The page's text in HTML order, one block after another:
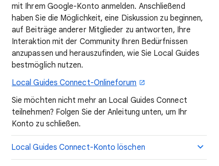
mit Ihrem Google-Konto anmelden. Anschließend
haben Sie die Möglichkeit, eine Diskussion zu beginnen,
auf Beiträge anderer Mitglieder zu antworten, Ihre
Interaktion mit der Community Ihren Bedürfnissen
anzupassen und herauszufinden, wie Sie Local Guides
bestmöglich nutzen.
Local Guides Connect-Onlineforum
Sie möchten nicht mehr an Local Guides Connect
teilnehmen? Folgen Sie der Anleitung unten, um Ihr
Konto zu schließen.
Local Guides Connect-Konto löschen